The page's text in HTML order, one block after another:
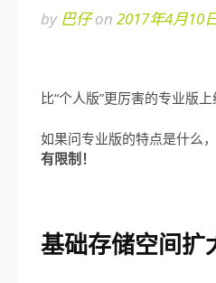
by 巴仔on 2017年4月10
比“个人版”更厉害的专业版上
如果问专业版的特点是什么
有限制！
基础存储空间扩